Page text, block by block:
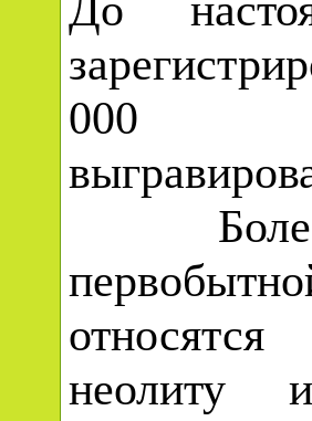
000
Более
неолиту